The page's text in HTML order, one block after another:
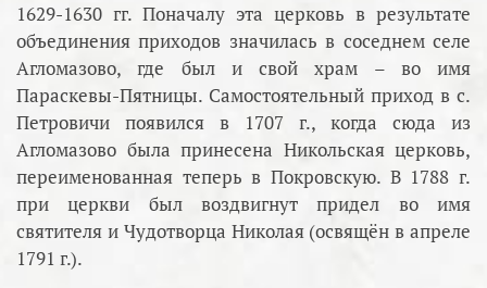
1629-1630 гг. Поначалу эта церковь в результате
объединения приходов значилась в соседнем селе
Агломазово, где был и свой храм – во имя
Параскевы-Пятницы. Самостоятельный приход в с.
Петровичи появился в 1707 г., когда сюда из
Агломазово была принесена Никольская церковь,
переименованная теперь в Покровскую. В 1788 г.
при церкви был воздвигнут придел во имя
святителя и Чудотворца Николая (освящён в апреле
1791 г.).